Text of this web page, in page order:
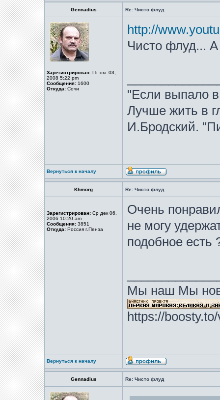
Gennadius Re: Чисто флуд
Зарегистрирован: Пт окт 03,
2008 5:22 pm
Сообщения: 1600
Откуда: Сочи
http://
Чисто флуд... А
"Если выпало
Лучше жить в
И.Бродский.
Вернуться к началу
Khmorg Re: Чисто флуд
Зарегистрирован: Ср дек 06,
2006 10:20 am
Сообщения: 3851
Откуда: Россия г.Пенза
Очень
не могу
подобное есть
Мы наш Мы
https://
Вернуться к началу
Gennadius Re: Чисто флуд